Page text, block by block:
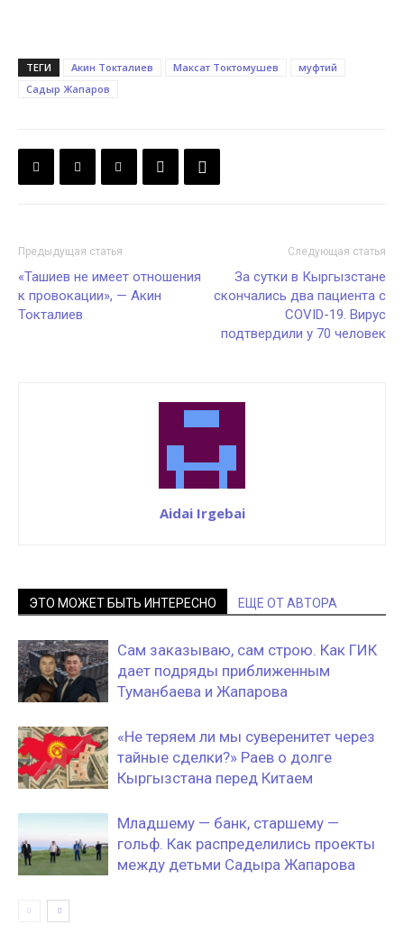
ТЕГИ Акин Токталиев Максат Токтомушев
муфтий
Садыр Жапаров
Предыдущая статья
«Ташиев не имеет отношения
к провокации», — Акин
Токталиев
Следующая статья
За сутки в Кыргызстане
скончались два пациента с
COVID-19. Вирус
подтвердили у 70 человек
Aidai Irgebai
ЭТО МОЖЕТ БЫТЬ ИНТЕРЕСНО ЕЩЕ ОТ АВТОРА
Сам заказываю, сам строю. Как ГИК
дает подряды приближенным
Туманбаева и Жапарова
«Не теряем ли мы суверенитет через
тайные сделки?» Раев о долге
Кыргызстана перед Китаем
Младшему — банк, старшему —
гольф. Как распределились проекты
между детьми Садыра Жапарова